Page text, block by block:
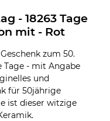
- 18263 Tage
mit - Rot
zum 50.
Tage - mit Angabe
und
für 50jährige
ist dieser witzige